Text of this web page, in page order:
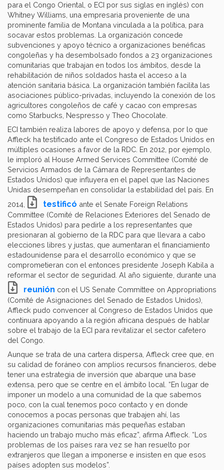
para el Congo Oriental, o ECI por sus siglas en inglés) con
Whitney Williams, una empresaria proveniente de una
prominente familia de Montana vinculada a la política, para
socavar estos problemas. La organización concede
subvenciones y apoyo técnico a organizaciones benéficas
congoleñas y ha desembolsado fondos a 23 organizaciones
comunitarias que trabajan en todos los ámbitos, desde la
rehabilitación de niños soldados hasta el acceso a la
atención sanitaria básica. La organización también facilita las
asociaciones público-privadas, incluyendo la conexión de los
agricultores congoleños de café y cacao con empresas
como Starbucks, Nespresso y Theo Chocolate.
ECI también realiza labores de apoyo y defensa, por lo que
Affleck ha testificado ante el Congreso de Estados Unidos en
múltiples ocasiones a favor de la RDC. En 2012, por ejemplo,
le imploró al House Armed Services Committee (Comité de
Servicios Armados de la Cámara de Representantes de
Estados Unidos) que influyera en el papel que las Naciones
Unidas desempeñan en consolidar la estabilidad del país. En
2014,
testificó ante el Senate Foreign Relations
Committee (Comité de Relaciones Exteriores del Senado de
Estados Unidos) para pedirle a los representantes que
presionaran al gobierno de la RDC para que llevara a cabo
elecciones libres y justas, que aumentaran el financiamiento
estadounidense para el desarrollo económico y que se
comprometieran con el entonces presidente Joseph Kabila a
reformar el sector de seguridad. Al año siguiente, durante una
reunión con el US Senate Committee on Appropriations
(Comité de Asignaciones del Senado de Estados Unidos),
Affleck pudo convencer al Congreso de Estados Unidos que
continuara apoyando a la región africana después de hablar
sobre el trabajo de la ECI para revitalizar el sector cafetero
del Congo.
Aunque se trata de una cartera dispersa, Affleck cree que, en
su calidad de foráneo con amplios recursos financieros, debe
tener una estrategia de inversión que abarque una base
extensa, pero que se centre en el ámbito local. “En lugar de
imponer un modelo a una comunidad de la que sabemos
poco, con la cual tenemos poco contacto y en donde
conocemos a pocas personas que trabajen ahí, las
organizaciones comunitarias más pequeñas estaban
haciendo un trabajo mucho más eficaz”, afirma Affleck. “Los
problemas de los países rara vez se han resuelto por
extranjeros que llegan a imponerse e insisten en que esos
países adopten sus modelos”.